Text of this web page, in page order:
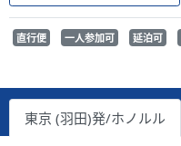
直行便 一人参加可 延泊可
東京 (羽田)発/ホノルル